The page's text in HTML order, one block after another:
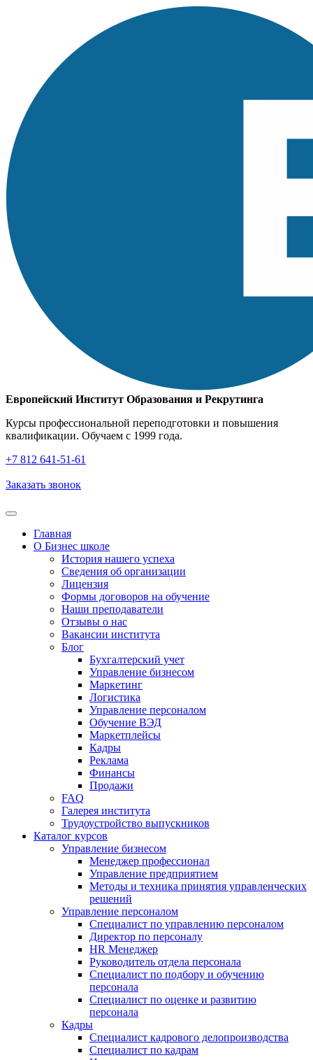
Европейский Институт Образования и Рекрутинга
Курсы профессиональной переподготовки и повышения
квалификации. Обучаем с 1999 года.
+7 812 641‑51‑61
Заказать звонок
Главная
О Бизнес школе
История нашего успеха
Cведения об организации
Лицензия
Формы договоров на обучение
Наши преподаватели
Отзывы о нас
Вакансии института
Блог
Бухгалтерский учет
Управление бизнесом
Маркетинг
Логистика
Управление персоналом
Обучение ВЭД
Маркетплейсы
Кадры
Реклама
Финансы
Продажи
FAQ
Галерея института
Трудоустройство выпускников
Каталог курсов
Управление бизнесом
Менеджер профессионал
Управление предприятием
Методы и техника принятия управленческих
решений
Управление персоналом
Специалист по управлению персоналом
Директор по персоналу
HR Менеджер
Руководитель отдела персонала
Специалист по подбору и обучению
персонала
Специалист по оценке и развитию
персонала
Кадры
Специалист кадрового делопроизводства
Специалист по кадрам